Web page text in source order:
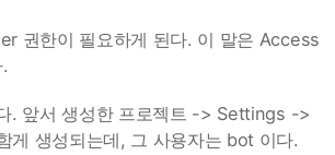
권한이 필요하게 된다. 이 말은 Access
. 앞서 생성한 프로젝트 -> Settings ->
게 생성되는데, 그 사용자는 bot 이다.